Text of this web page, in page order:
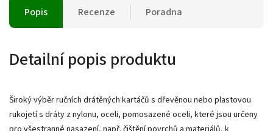
Popis Recenze Poradna
Detailní popis produktu
Široký výběr ručních drátěných kartáčů s dřevěnou nebo plastovou
rukojetí s dráty z nylonu, oceli, pomosazené oceli, které jsou určeny